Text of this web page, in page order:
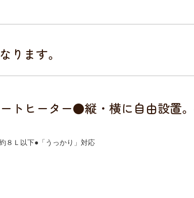
ります。
トヒーター●縦・横に自由設置
８Ｌ以下●「うっかり」対応